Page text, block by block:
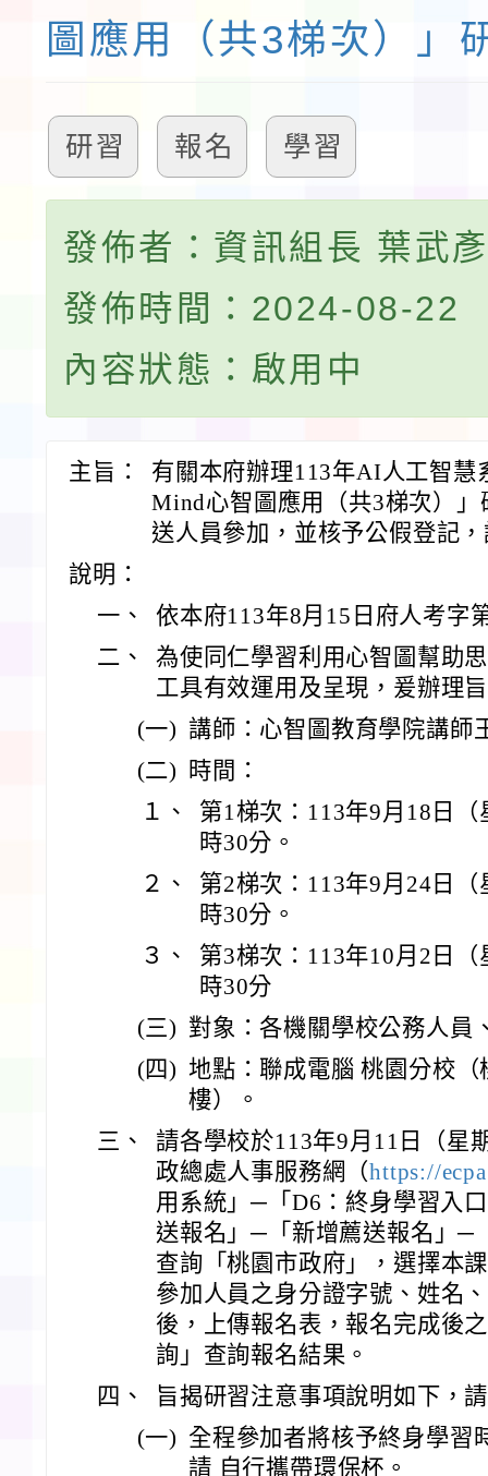
圖應用（共3梯次）」
研習 報名 學習
發佈者：資訊組長 葉武
發佈時間：2024-08-22
內容狀態：啟用中
主旨：
有關本府辦理113年AI人工智
Mind心智圖應用（共3梯次）
送人員參加，並核予公假登記
說明：
一、
依本府113年8月15日府人考字
二、
為使同仁學習利用心智圖幫助
工具有效運用及呈現，爰辦理
(一) 講師：心智圖教育學院講師
(二)
時間：
１、
第1梯次：113年9月18日
時30分。
２、
第2梯次：113年9月24日
時30分。
３、
第3梯次：113年10月2日
時30分
(三) 對象：各機關學校公務人員
(四) 地點：聯成電腦 桃園分校
樓）。
三、
請各學校於113年9月11日（星
政總處人事服務網（https://
用系統」─「D6：終身學習入
送報名」─「新增薦送報名」─
查詢「桃園市政府」，選擇本
參加人員之身分證字號、姓名
後，上傳報名表，報名完成後
詢」查詢報名結果。
四、
旨揭研習注意事項說明如下，
(一) 全程參加者將核予終身學習
請 自行攜帶環保杯。